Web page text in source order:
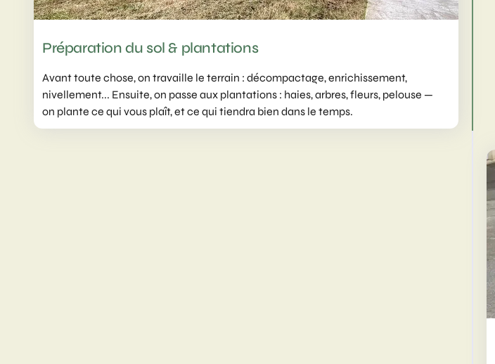
Préparation du sol & plantations
Avant toute chose, on travaille le terrain : décompactage, enrichissement,
nivellement... Ensuite, on passe aux plantations : haies, arbres, fleurs, pelouse —
on plante ce qui vous plaît, et ce qui tiendra bien dans le temps.